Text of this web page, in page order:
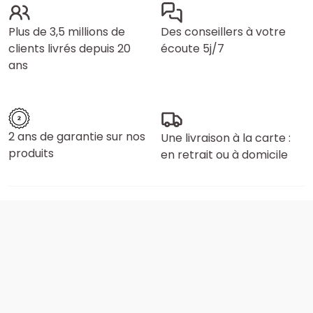
Plus de 3,5 millions de
clients livrés depuis 20
ans
Des conseillers à votre
écoute 5j/7
2 ans de garantie sur nos
produits
Une livraison à la carte :
en retrait ou à domicile